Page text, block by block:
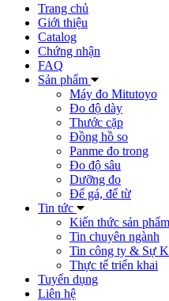
Trang chủ
Giới thiệu
Catalog
Chứng nhận
FAQ
Sản phẩm
Máy đo Mitutoyo
Đo độ dày
Thước cặp
Đồng hồ so
Panme đo trong
Đo độ sâu
Dưỡng đo
Đế gá, đế từ
Tin tức
Kiến thức sản phẩm
Tin chuyên ngành
Tin công ty & Sự
Thực tế triển khai
Tuyển dụng
Liên hệ